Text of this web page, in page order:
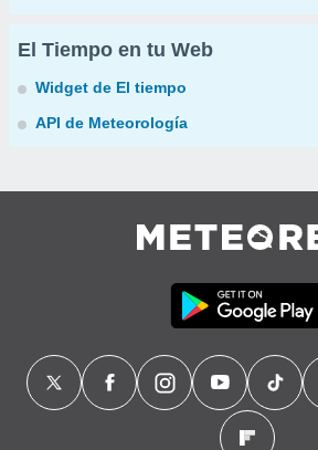
El Tiempo en tu Web
Widget de El tiempo
API de Meteorología